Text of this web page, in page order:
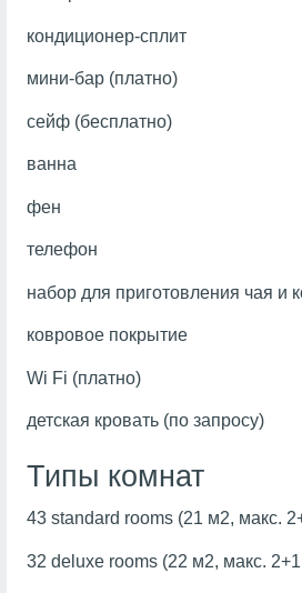
кондиционер-сплит
мини-бар (платно)
сейф (бесплатно)
ванна
фен
телефон
набор для приготовления чая и
ковровое покрытие
Wi Fi (платно)
детская кровать (по запросу)
Типы комнат
43 standard rooms (21 м2, макс.
32 deluxe rooms (22 м2, макс. 2+1